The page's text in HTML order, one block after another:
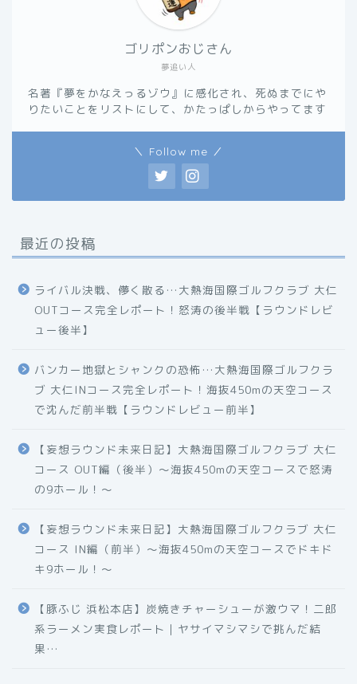
夢追い人
ゴリポンおじさん
名著『夢をかなえっるゾウ』に感化され、死ぬまでにや
りたいことをリストにして、かたっぱしからやってます
＼ Follow me ／
最近の投稿
ライバル決戦、儚く散る…大熱海国際ゴルフクラブ 大仁
OUTコース完全レポート！怒涛の後半戦【ラウンドレビ
ュー後半】
バンカー地獄とシャンクの恐怖…大熱海国際ゴルフクラ
ブ 大仁INコース完全レポート！海抜450mの天空コース
で沈んだ前半戦【ラウンドレビュー前半】
【妄想ラウンド未来日記】大熱海国際ゴルフクラブ 大仁
コース OUT編（後半）〜海抜450mの天空コースで怒涛
の9ホール！〜
【妄想ラウンド未来日記】大熱海国際ゴルフクラブ 大仁
コース IN編（前半）〜海抜450mの天空コースでドキド
キ9ホール！〜
【豚ふじ 浜松本店】炭焼きチャーシューが激ウマ！二郎
系ラーメン実食レポート｜ヤサイマシマシで挑んだ結
果…